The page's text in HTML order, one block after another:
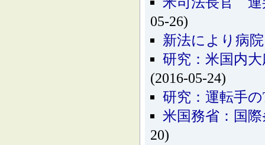
05-26)
新法により病
研究：米国内
(2016-05-24)
研究：運転手
米国務省：国
20)